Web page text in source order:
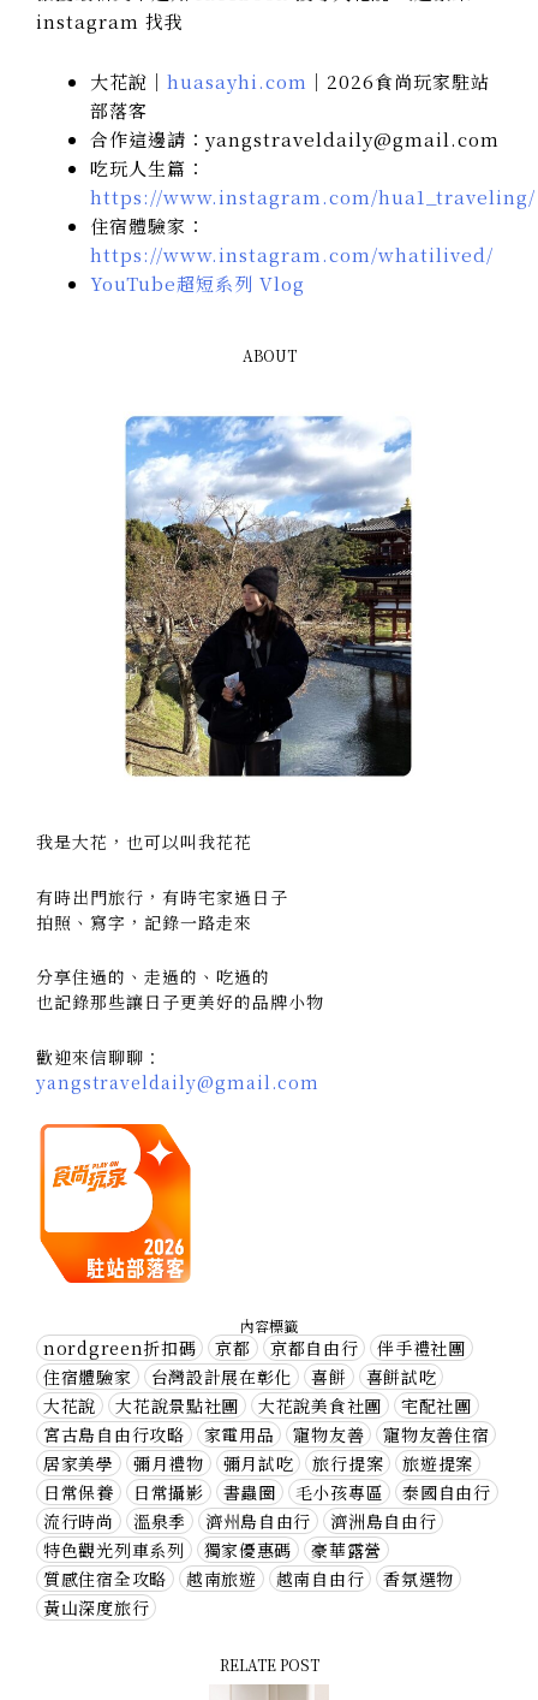
instagram 找我
大花說｜ huasayhi.com ｜2026食尚玩家駐站
部落客
合作這邊請：yangstraveldaily@gmail.com
吃玩人生篇：
https://www.instagram.com/hua1_traveling/
住宿體驗家：
https://www.instagram.com/whatilived/
YouTube超短系列 Vlog
ABOUT
我是大花，也可以叫我花花
有時出門旅行，有時宅家過日子
拍照、寫字，記錄一路走來
分享住過的、走過的、吃過的
也記錄那些讓日子更美好的品牌小物
歡迎來信聊聊：
yangstraveldaily@gmail.com
內容標籤
nordgreen折扣碼 京都 京都自由行
伴手禮社團
住宿體驗家
台灣設計展在彰化 喜餅
喜餅試吃
大花說
大花說景點社團 大花說美食社團
宅配社團
宮古島自由行攻略
家電用品 寵物友善
寵物友善住宿
居家美學
彌月禮物 彌月試吃 旅行提案
旅遊提案
日常保養
日常攝影 書蟲圈 毛小孩專區
泰國自由行
流行時尚
溫泉季 濟州島自由行
濟洲島自由行
特色觀光列車系列
獨家優惠碼
豪華露營
質感住宿全攻略
越南旅遊 越南自由行
香氛選物
黃山深度旅行
RELATE POST